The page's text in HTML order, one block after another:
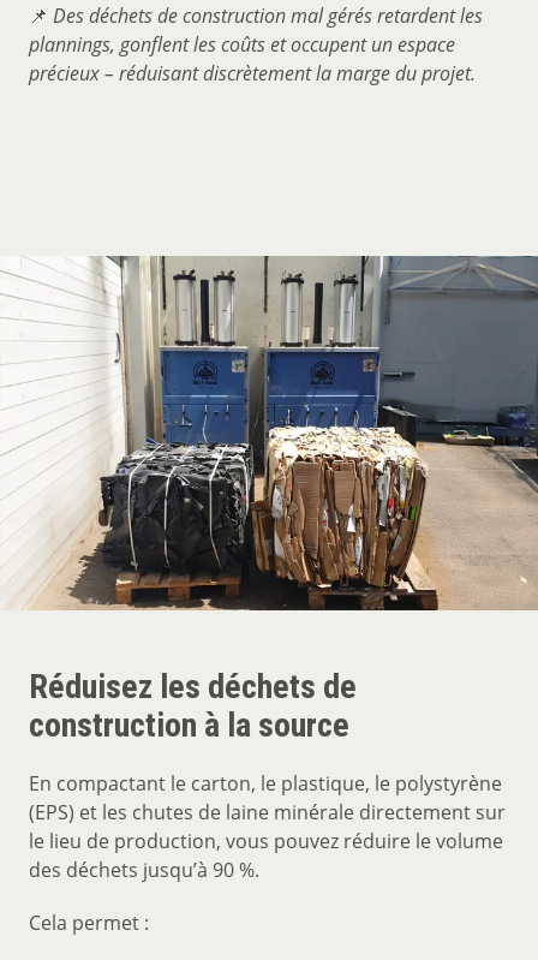
📌 Des déchets de construction mal gérés retardent les
plannings, gonflent les coûts et occupent un espace
précieux – réduisant discrètement la marge du projet.
Réduisez les déchets de
construction à la source
En compactant le carton, le plastique, le polystyrène
(EPS) et les chutes de laine minérale directement sur
le lieu de production, vous pouvez réduire le volume
des déchets jusqu’à 90 %.
Cela permet :